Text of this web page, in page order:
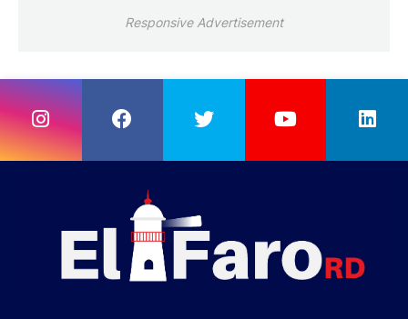
Responsive Advertisement